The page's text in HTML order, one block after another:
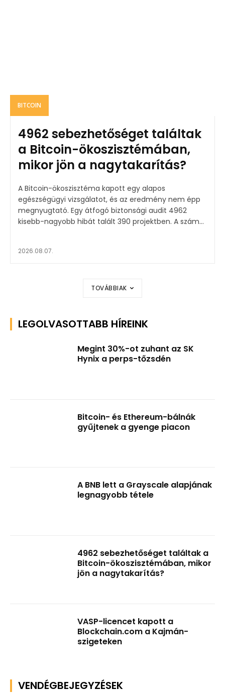
BITCOIN
4962 sebezhetőséget találtak
a Bitcoin-ökoszisztémában,
mikor jön a nagytakarítás?
A Bitcoin-ökoszisztéma kapott egy alapos
egészségügyi vizsgálatot, és az eredmény nem épp
megnyugtató. Egy átfogó biztonsági audit 4962
kisebb-nagyobb hibát talált 390 projektben. A szám...
2026.08.07.
TOVÁBBIAK
LEGOLVASOTTABB HÍREINK
Megint 30%-ot zuhant az SK
Hynix a perps-tőzsdén
Bitcoin- és Ethereum-bálnák
gyűjtenek a gyenge piacon
A BNB lett a Grayscale alapjának
legnagyobb tétele
4962 sebezhetőséget találtak a
Bitcoin-ökoszisztémában, mikor
jön a nagytakarítás?
VASP-licencet kapott a
Blockchain.com a Kajmán-
szigeteken
VENDÉGBEJEGYZÉSEK